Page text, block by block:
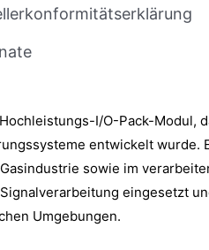
Hochleistungs-I/O-Pack-Modul,
entwickelt wurde.
sowie im
eingesetzt
Umgebungen.